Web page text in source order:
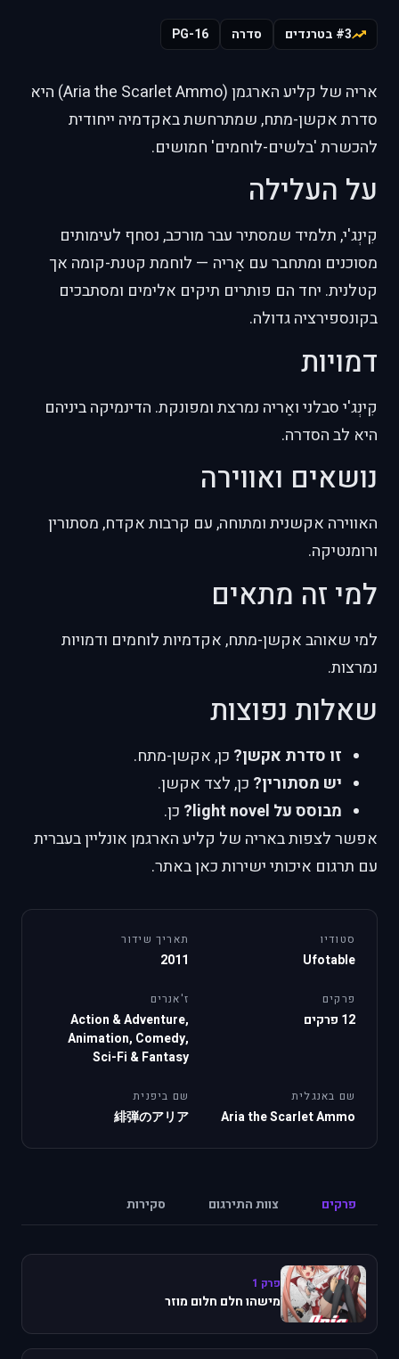
#3 בטרנדים סדרה PG-16
אריה של קליע הארגמן (Aria the Scarlet Ammo) היא
סדרת אקשן-מתח, שמתרחשת באקדמיה ייחודית
להכשרת 'בלשים-לוחמים' חמושים.
על העלילה
קִינְג'י, תלמיד שמסתיר עבר מורכב, נסחף לעימותים
מסוכנים ומתחבר עם אַריה — לוחמת קטנת-קומה אך
קטלנית. יחד הם פותרים תיקים אלימים ומסתבכים
בקונספירציה גדולה.
דמויות
קִינְג'י סבלני ואַריה נמרצת ומפונקת. הדינמיקה ביניהם
היא לב הסדרה.
נושאים ואווירה
האווירה אקשנית ומתוחה, עם קרבות אקדח, מסתורין
ורומנטיקה.
למי זה מתאים
למי שאוהב אקשן-מתח, אקדמיות לוחמים ודמויות
נמרצות.
שאלות נפוצות
זו סדרת אקשן? כן, אקשן-מתח.
יש מסתורין? כן, לצד אקשן.
מבוסס על light novel?
כן.
אפשר לצפות באריה של קליע הארגמן אונליין בעברית
עם תרגום איכותי ישירות כאן באתר.
סטודיו
Ufotable
תאריך שידור
2011
פרקים
12 פרקים
ז'אנרים
Action & Adventure,
Animation, Comedy,
Sci-Fi & Fantasy
שם באנגלית
Aria the Scarlet Ammo
שם ביפנית
緋弾のアリア
פרקים צוות התירגום סקירות
פרק 1
מישהו חלם חלום מוזר